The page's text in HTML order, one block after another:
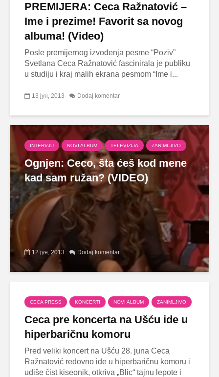
PREMIJERA: Ceca Ražnatović –
Ime i prezime! Favorit sa novog
albuma! (Video)
Posle premijernog izvođenja pesme “Poziv”
Svetlana Ceca Ražnatović fascinirala je publiku
u studiju i kraj malih ekrana pesmom “Ime i...
13 јун, 2013 Dodaj komentar
INTERVJU NOVI ALBUM TELEVIZIJA ZANIMLJIVO
Ognjen: Ceco, šta ćeš kod mene
kad sam ružan? (VIDEO)
12 јун, 2013 Dodaj komentar
CECA PRESS KONCERTI NOVI ALBUM ZANIMLJIVO
Ceca pre koncerta na Ušću ide u
hiperbaričnu komoru
Pred veliki koncert na Ušću 28. juna Ceca
Ražnatović redovno ide u hiperbaričnu komoru i
udiše čist kiseonik, otkriva „Blic“ tajnu lepote i